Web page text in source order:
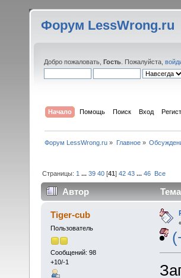
Форум LessWrong.ru
Добро пожаловать, Гость . Пожалуйста,
Начало Помощь Поиск Вход
Форум LessWrong.ru » Главное»
Страницы: 1 ...39 40 [41]42 43 ...46 Все
Автор
Tiger-cub
Пользователь
Сообщений: 98
+10/-1